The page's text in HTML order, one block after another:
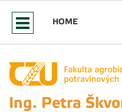
HOME
Ing. Petra